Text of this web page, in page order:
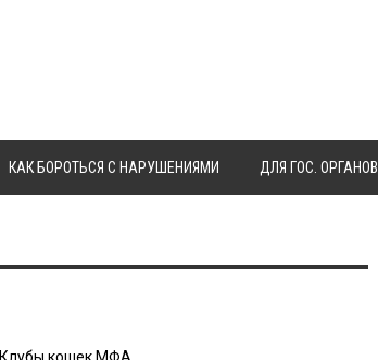
КАК БОРОТЬСЯ С НАРУШЕНИЯМИ ДЛЯ ГОС. ОРГАНОВ